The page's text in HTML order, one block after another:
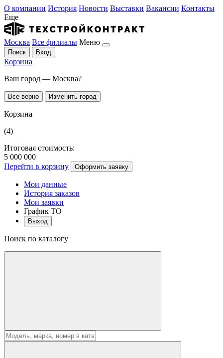
О компании История Новости Выставки Вакансии Контакты
Еще
Москва Все филиалы Меню
Поиск Вход
Корзина
Ваш город — Москва?
Все верно Изменить город
Корзина
(4)
Итоговая стоимость:
5 000 000
Перейти в корзину
Оформить заявку
Мои данные
История заказов
Мои заявки
График ТО
Выход
Поиск по каталогу